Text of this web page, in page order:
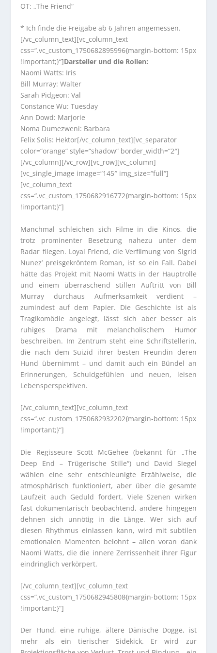
OT: „The Friend“
* Ich finde die Freigabe ab 6 Jahren angemessen.
[/vc_column_text][vc_column_text
css=“.vc_custom_1750682895996{margin-bottom: 15px
!important;}“]Darsteller und die Rollen:
Naomi Watts: Iris
Bill Murray: Walter
Sarah Pidgeon: Val
Constance Wu: Tuesday
Ann Dowd: Marjorie
Noma Dumezweni: Barbara
Felix Solis: Hektor[/vc_column_text][vc_separator
color=“orange“ style=“shadow“ border_width=“2″]
[/vc_column][/vc_row][vc_row][vc_column]
[vc_single_image image=“145″ img_size=“full“]
[vc_column_text
css=“.vc_custom_1750682916772{margin-bottom: 15px
!important;}“]
Manchmal schleichen sich Filme in die Kinos, die
trotz prominenter Besetzung nahezu unter dem
Radar fliegen. Loyal Friend, die Verfilmung von Sigrid
Nunez’ preisgekröntem Roman, ist so ein Fall. Dabei
hätte das Projekt mit Naomi Watts in der Hauptrolle
und einem überraschend stillen Auftritt von Bill
Murray durchaus Aufmerksamkeit verdient –
zumindest auf dem Papier. Die Geschichte ist als
Tragikomödie angelegt, lässt sich aber besser als
ruhiges Drama mit melancholischem Humor
beschreiben. Im Zentrum steht eine Schriftstellerin,
die nach dem Suizid ihrer besten Freundin deren
Hund übernimmt – und damit auch ein Bündel an
Erinnerungen, Schuldgefühlen und neuen, leisen
Lebensperspektiven.
[/vc_column_text][vc_column_text
css=“.vc_custom_1750682932202{margin-bottom: 15px
!important;}“]
Die Regisseure Scott McGehee (bekannt für „The
Deep End – Trügerische Stille“) und David Siegel
wählen eine sehr entschleunigte Erzählweise, die
atmosphärisch funktioniert, aber über die gesamte
Laufzeit auch Geduld fordert. Viele Szenen wirken
fast dokumentarisch beobachtend, andere hingegen
dehnen sich unnötig in die Länge. Wer sich auf
diesen Rhythmus einlassen kann, wird mit subtilen
emotionalen Momenten belohnt – allen voran dank
Naomi Watts, die die innere Zerrissenheit ihrer Figur
eindringlich verkörpert.
[/vc_column_text][vc_column_text
css=“.vc_custom_1750682945808{margin-bottom: 15px
!important;}“]
Der Hund, eine ruhige, ältere Dänische Dogge, ist
mehr als ein tierischer Sidekick. Er wird zur